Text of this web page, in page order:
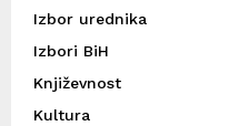
Izbor urednika
Izbori BiH
Književnost
Kultura